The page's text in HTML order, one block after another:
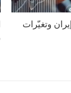
وتغيّرات